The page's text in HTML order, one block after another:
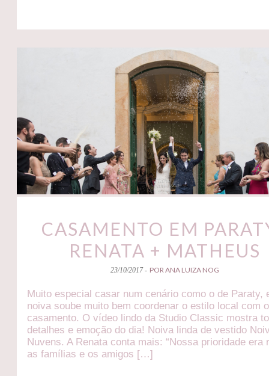
CASAMENTO EM
RENATA + MATHEUS
23/10/2017 - POR ANA LUIZA NOG
Muito especial casar num cenário como o de Paraty,
noiva soube muito bem coordenar o estilo local com o
casamento. O vídeo lindo da Studio Classic mostra
detalhes e emoção do dia! Noiva linda de vestido
Nuvens. A Renata conta mais: “Nossa prioridade era
as famílias e os amigos […]